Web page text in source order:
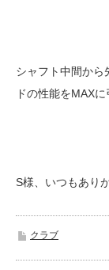
シャフト中間から
ドの性能をMAX
S様、いつもあり
クラブ